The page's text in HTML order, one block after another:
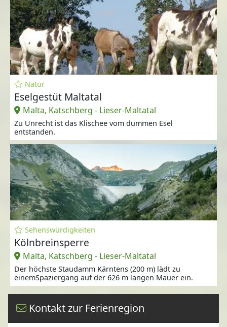
Natur
Eselgestüt Maltatal
Malta, Katschberg - Lieser-Maltatal
Zu Unrecht ist das Klischee vom dummen Esel
entstanden.
Sehenswürdigkeiten
Kölnbreinsperre
Malta, Katschberg - Lieser-Maltatal
Der höchste Staudamm Kärntens (200 m) lädt zu
einemSpaziergang auf der 626 m langen Mauer ein.
Kontakt zur Ferienregion